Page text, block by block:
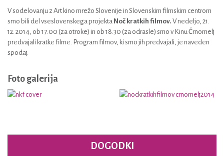
V sodelovanju z Art kino mrežo Slovenije in Slovenskim filmskim centrom
smo bili del vseslovenskega projekta Noč kratkih filmov. V nedeljo, 21.
12. 2014, ob 17.00 (za otroke) in ob 18.30 (za odrasle) smo v Kinu Črnomelj
predvajali kratke filme. Program filmov, ki smo jih predvajali, je naveden
spodaj.
Foto galerija
DOGODKI